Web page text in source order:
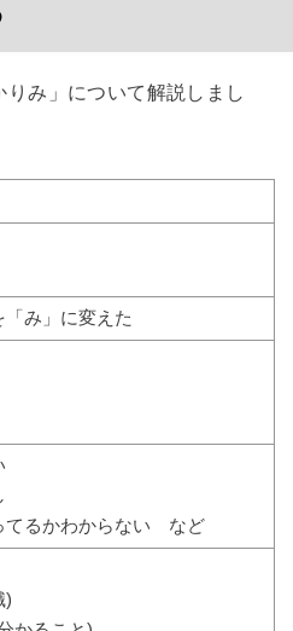
み」について解説しまし
み」に変えた
てるかわからない など
)